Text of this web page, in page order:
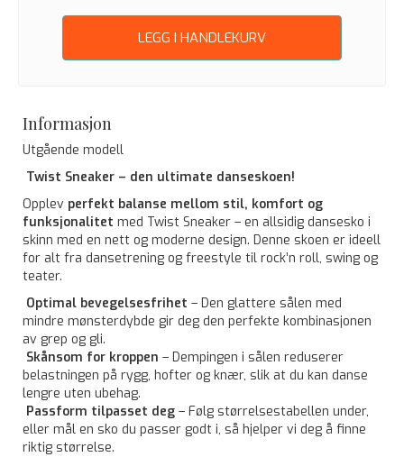
LEGG I HANDLEKURV
Informasjon
Utgående modell
Twist Sneaker – den ultimate danseskoen!
Opplev perfekt balanse mellom stil, komfort og
funksjonalitet med Twist Sneaker – en allsidig dansesko i
skinn med en nett og moderne design. Denne skoen er ideell
for alt fra dansetrening og freestyle til rock’n roll, swing og
teater.
Optimal bevegelsesfrihet – Den glattere sålen med
mindre mønsterdybde gir deg den perfekte kombinasjonen
av grep og gli.
Skånsom for kroppen – Dempingen i sålen reduserer
belastningen på rygg, hofter og knær, slik at du kan danse
lengre uten ubehag.
Passform tilpasset deg – Følg størrelsestabellen under,
eller mål en sko du passer godt i, så hjelper vi deg å finne
riktig størrelse.